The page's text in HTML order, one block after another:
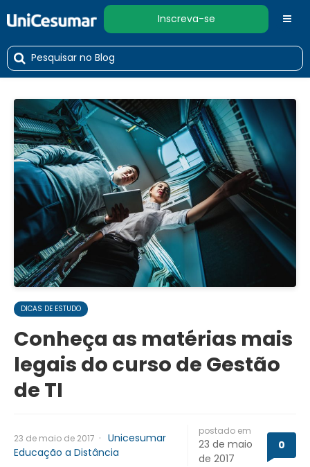
Inscreva-se
DICAS DE ESTUDO
Conheça as matérias mais
legais do curso de Gestão
de TI
23 de maio de 2017 · Unicesumar
Educação a Distância
postado em
23 de maio
de 2017
0